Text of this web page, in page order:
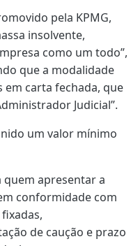
pela KPMG,
insolvente,
como um todo”,
que a modalidade
em carta fechada, que
Judicial”.
um valor mínimo
quem apresentar a
conformidade com
de caução e prazo